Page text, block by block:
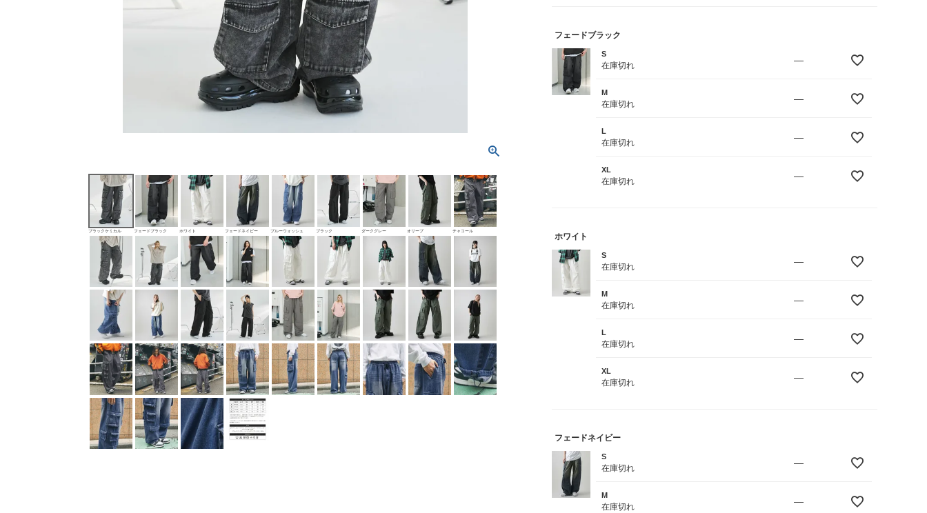
ブラックケミカル フェードブラック ホワイト フェードネイビー ブルーウォッシュ ブラック ダークグレー オリーブ チャコール
フェードブラック
S
在庫切れ
—
M
在庫切れ
—
L
在庫切れ
—
XL
在庫切れ
—
ホワイト
S
在庫切れ
—
M
在庫切れ
—
L
在庫切れ
—
XL
在庫切れ
—
フェードネイビー
S
在庫切れ
—
M
在庫切れ
—